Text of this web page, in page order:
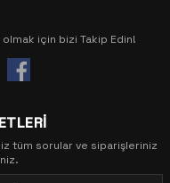
için bizi Takip Edin!
tüm sorular ve siparişleriniz